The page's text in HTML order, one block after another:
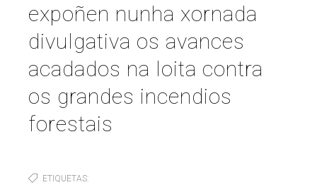
Servicios
Ciencia y sociedad
Comunicación
Igualdad
Buscar
expoñen nunha xornada
divulgativa os avances
acadados na loita contra
os grandes incendios
forestais
ETIQUETAS